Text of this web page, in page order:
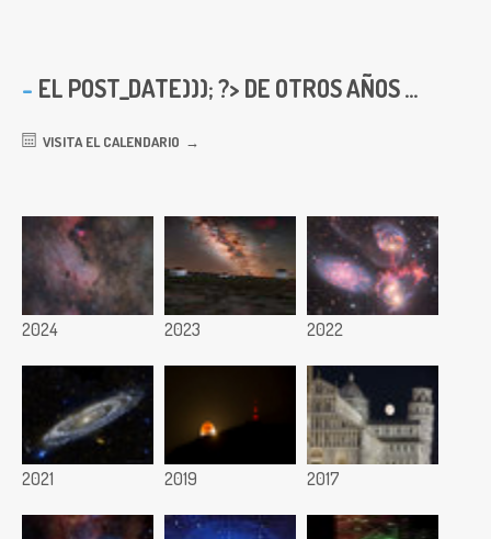
EL POST_DATE))); ?> DE OTROS AÑOS ...
VISITA EL CALENDARIO
2024 2023 2022
2021 2019 2017